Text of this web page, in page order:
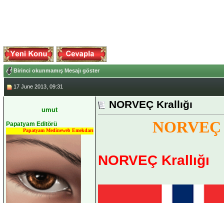
Birinci okunmamış Mesajı göster
17 June 2013, 09:31
umut
Papatyam Editörü
Papatyam Medineweb Emekdarı
NORVEÇ Krallığı
NORVEÇ
NORVEÇ Krallığı